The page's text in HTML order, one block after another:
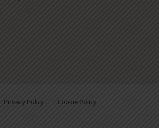
Privacy Policy Cookie Policy